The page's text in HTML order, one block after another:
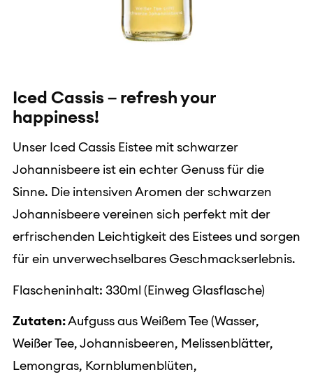
Iced Cassis – refresh your
happiness!
Unser Iced Cassis Eistee mit schwarzer
Johannisbeere ist ein echter Genuss für die
Sinne. Die intensiven Aromen der schwarzen
Johannisbeere vereinen sich perfekt mit der
erfrischenden Leichtigkeit des Eistees und sorgen
für ein unverwechselbares Geschmackserlebnis.
Flascheninhalt: 330ml (Einweg Glasflasche)
Zutaten:Aufguss aus Weißem Tee (Wasser,
Weißer Tee, Johannisbeeren, Melissenblätter,
Lemongras, Kornblumenblüten,